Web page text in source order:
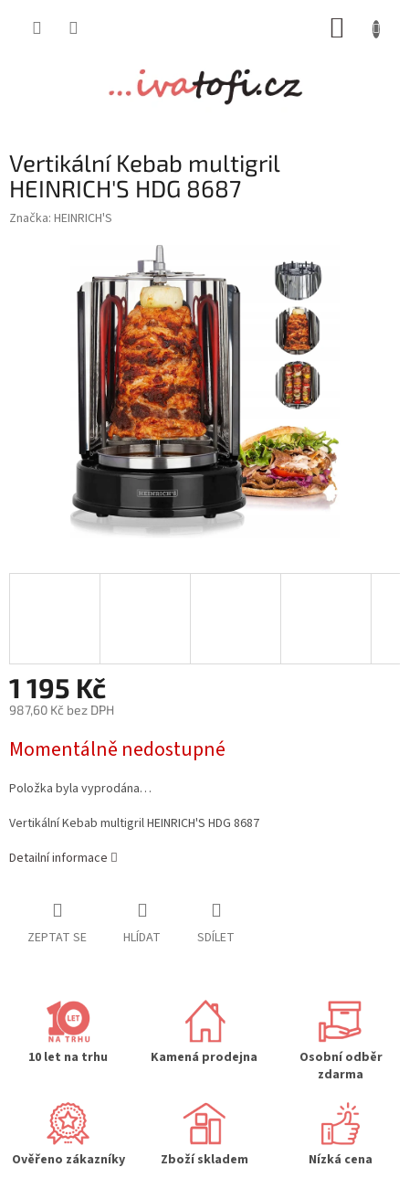
Vertikální Kebab multigril
HEINRICH'S HDG 8687
Značka: HEINRICH'S
1 195 Kč
987,60 Kč bez DPH
cena:
Momentálně nedostupné
Položka byla vyprodána…
Vertikální Kebab multigril HEINRICH'S HDG 8687
Detailní informace
ZEPTAT SE HLÍDAT SDÍLET
10 let na trhu Kamená prodejna
Osobní odběr
zdarma
Ověřeno zákazníky Zboží skladem Nízká cena